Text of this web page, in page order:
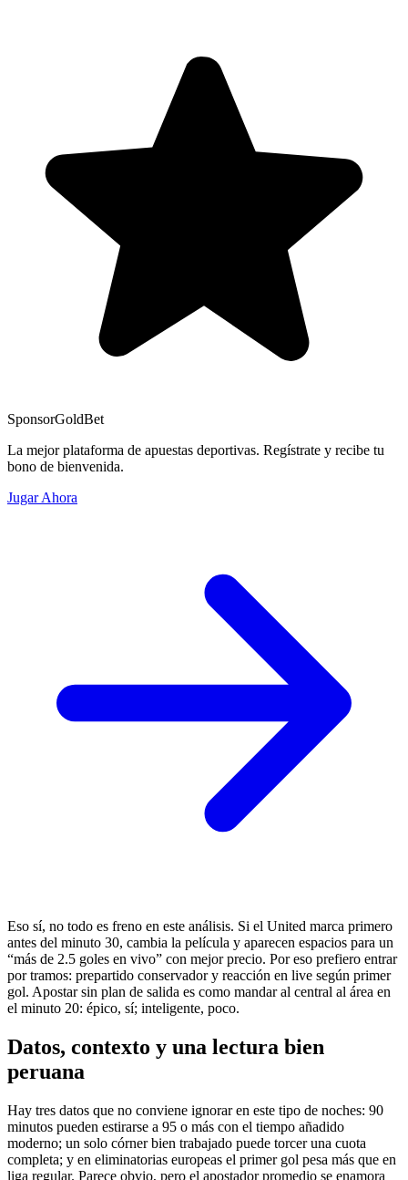
SponsorGoldBet
La mejor plataforma de apuestas deportivas. Regístrate y recibe tu
bono de bienvenida.
Jugar Ahora
Eso sí, no todo es freno en este análisis. Si el United marca primero
antes del minuto 30, cambia la película y aparecen espacios para un
“más de 2.5 goles en vivo” con mejor precio. Por eso prefiero entrar
por tramos: prepartido conservador y reacción en live según primer
gol. Apostar sin plan de salida es como mandar al central al área en
el minuto 20: épico, sí; inteligente, poco.
Datos, contexto y una lectura bien
peruana
Hay tres datos que no conviene ignorar en este tipo de noches: 90
minutos pueden estirarse a 95 o más con el tiempo añadido
moderno; un solo córner bien trabajado puede torcer una cuota
completa; y en eliminatorias europeas el primer gol pesa más que en
liga regular. Parece obvio, pero el apostador promedio se enamora